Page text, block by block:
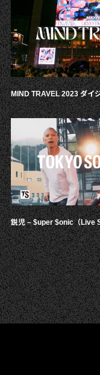
MIND TRAVEL 2023 ダイ
鋭児 – $uper $onic（Live